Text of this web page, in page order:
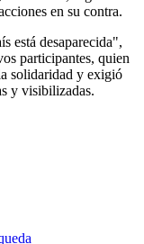
en su contra.
está desaparecida",
participantes, quien
solidaridad y exigió
y visibilizadas.